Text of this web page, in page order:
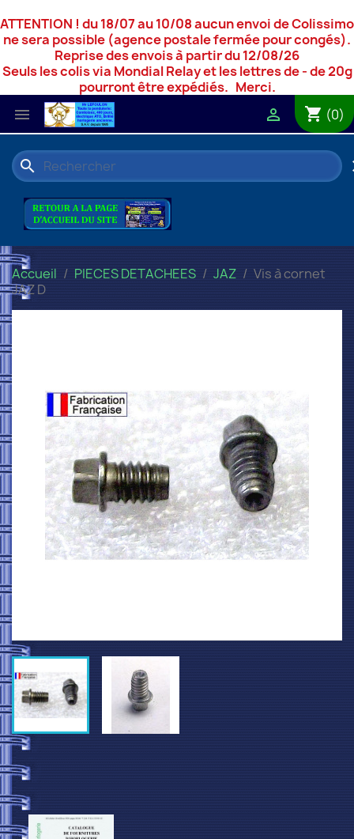
ATTENTION ! du 18/07 au 10/08 aucun envoi de Colissimo
ne sera possible (agence postale fermée pour congés).
Reprise des envois à partir du 12/08/26
Seuls les colis via Mondial Relay et les lettres de - de 20g
pourront être expédiés. Merci.
 shopping_cart (0)

search
Accueil PIECES DETACHEES JAZ
Vis à cornet
JAZ D